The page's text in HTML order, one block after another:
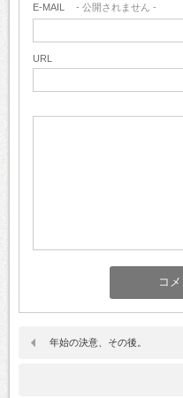
E-MAIL - 公開されません -
URL
年始の決意、その後。